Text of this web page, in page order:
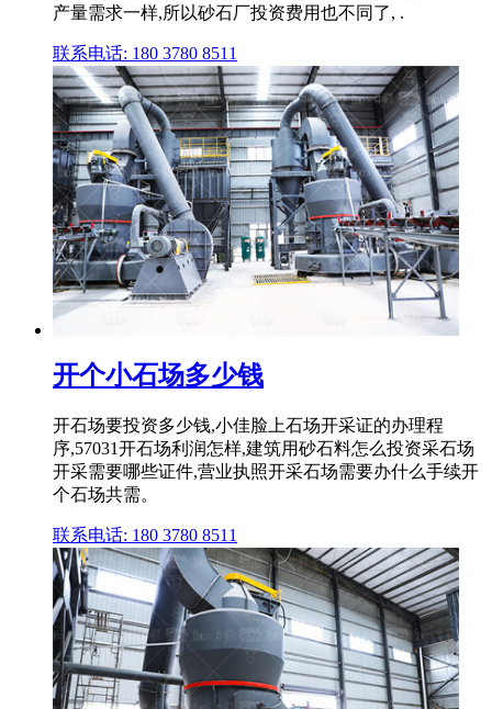
产量需求一样,所以砂石厂投资费用也不同了, .
联系电话: 180 3780 8511
开个小石场多少钱
开石场要投资多少钱,小佳脸上石场开采证的办理程
序,57031开石场利润怎样,建筑用砂石料怎么投资采石场
开采需要哪些证件,营业执照开采石场需要办什么手续开
个石场共需。
联系电话: 180 3780 8511